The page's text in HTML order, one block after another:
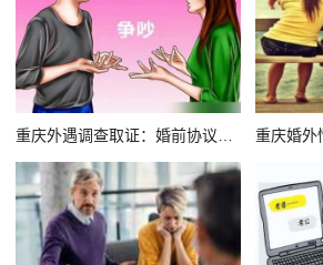
重庆外遇调查取证：婚前协议书范本是怎样的